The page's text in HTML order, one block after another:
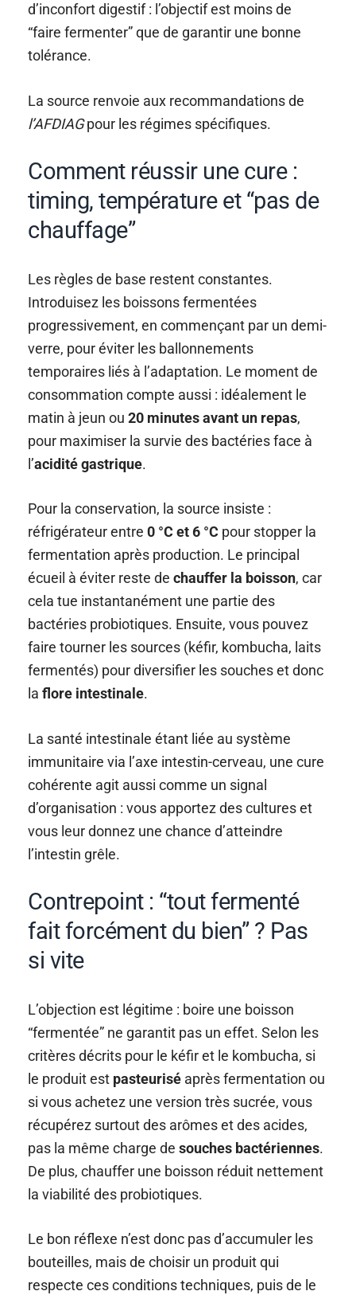
d’inconfort digestif : l’objectif est moins de
“faire fermenter” que de garantir une bonne
tolérance.
La source renvoie aux recommandations de
l’AFDIAGpour les régimes spécifiques.
Comment réussir une cure :
timing, température et “pas de
chauffage”
Les règles de base restent constantes.
Introduisez les boissons fermentées
progressivement, en commençant par un demi-
verre, pour éviter les ballonnements
temporaires liés à l’adaptation. Le moment de
consommation compte aussi : idéalement le
matin à jeun ou20 minutes avant un repas,
pour maximiser la survie des bactéries face à
l’acidité gastrique.
Pour la conservation, la source insiste :
réfrigérateur entre0 °C et 6 °C pour stopper la
fermentation après production. Le principal
écueil à éviter reste dechauffer la boisson, car
cela tue instantanément une partie des
bactéries probiotiques. Ensuite, vous pouvez
faire tourner les sources (kéfir, kombucha, laits
fermentés) pour diversifier les souches et donc
laflore intestinale.
La santé intestinale étant liée au système
immunitaire via l’axe intestin-cerveau, une cure
cohérente agit aussi comme un signal
d’organisation : vous apportez des cultures et
vous leur donnez une chance d’atteindre
l’intestin grêle.
Contrepoint : “tout fermenté
fait forcément du bien” ? Pas
si vite
L’objection est légitime : boire une boisson
“fermentée” ne garantit pas un effet. Selon les
critères décrits pour le kéfir et le kombucha, si
le produit est pasteurisé après fermentation ou
si vous achetez une version très sucrée, vous
récupérez surtout des arômes et des acides,
pas la même charge desouches bactériennes.
De plus, chauffer une boisson réduit nettement
la viabilité des probiotiques.
Le bon réflexe n’est donc pas d’accumuler les
bouteilles, mais de choisir un produit qui
respecte ces conditions techniques, puis de le